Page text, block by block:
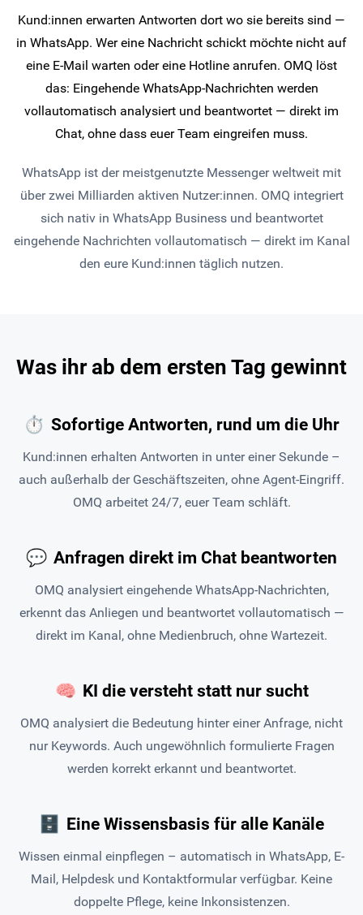
Kund:innen erwarten Antworten dort wo sie bereits sind —
in WhatsApp. Wer eine Nachricht schickt möchte nicht auf
eine E-Mail warten oder eine Hotline anrufen. OMQ löst
das: Eingehende WhatsApp-Nachrichten werden
vollautomatisch analysiert und beantwortet — direkt im
Chat, ohne dass euer Team eingreifen muss.
WhatsApp ist der meistgenutzte Messenger weltweit mit
über zwei Milliarden aktiven Nutzer:innen. OMQ integriert
sich nativ in WhatsApp Business und beantwortet
eingehende Nachrichten vollautomatisch — direkt im Kanal
den eure Kund:innen täglich nutzen.
Was ihr ab dem ersten Tag gewinnt
⏱ Sofortige Antworten, rund um die Uhr
Kund:innen erhalten Antworten in unter einer Sekunde –
auch außerhalb der Geschäftszeiten, ohne Agent-Eingriff.
OMQ arbeitet 24/7, euer Team schläft.
💬 Anfragen direkt im Chat beantworten
OMQ analysiert eingehende WhatsApp-Nachrichten,
erkennt das Anliegen und beantwortet vollautomatisch —
direkt im Kanal, ohne Medienbruch, ohne Wartezeit.
🧠 KI die versteht statt nur sucht
OMQ analysiert die Bedeutung hinter einer Anfrage, nicht
nur Keywords. Auch ungewöhnlich formulierte Fragen
werden korrekt erkannt und beantwortet.
🗄 Eine Wissensbasis für alle Kanäle
Wissen einmal einpflegen – automatisch in WhatsApp, E-
Mail, Helpdesk und Kontaktformular verfügbar. Keine
doppelte Pflege, keine Inkonsistenzen.